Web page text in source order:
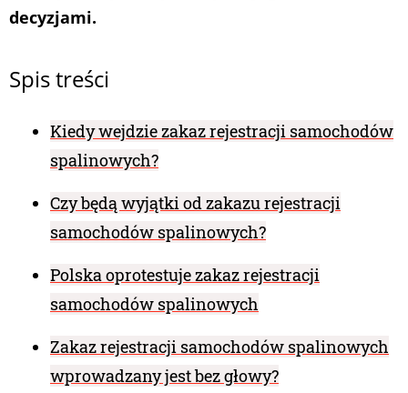
decyzjami.
Spis treści
Kiedy wejdzie zakaz rejestracji samochodów
spalinowych?
Czy będą wyjątki od zakazu rejestracji
samochodów spalinowych?
Polska oprotestuje zakaz rejestracji
samochodów spalinowych
Zakaz rejestracji samochodów spalinowych
wprowadzany jest bez głowy?